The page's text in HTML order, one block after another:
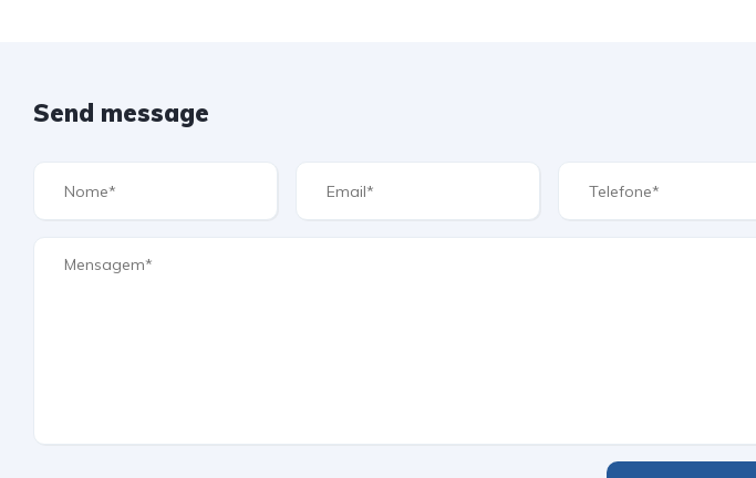
Send message